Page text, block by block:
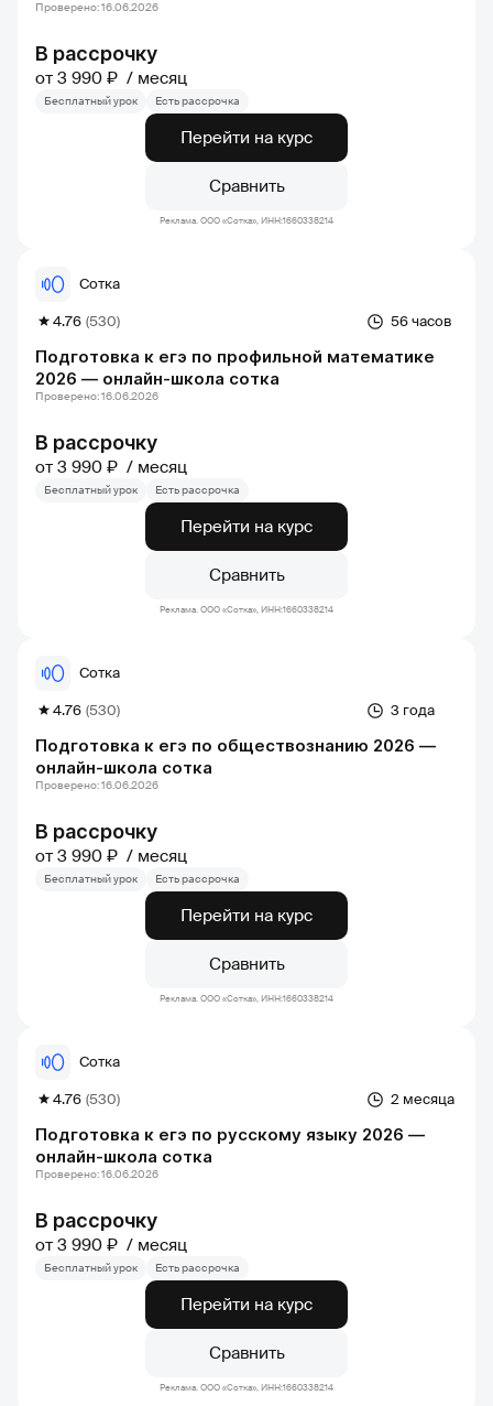
В рассрочку
от 3 990 ₽ месяц
Проверено: 16.06.2026
Бесплатный урок Есть рассрочка
Перейти на курс
Сравнить
Реклама. ООО «Сотка», ИНН:1660338214
Подготовка к егэ по профильной математике
2026 — онлайн-школа сотка
56 часов
4.76 (530)
Сотка
В рассрочку
от 3 990 ₽ месяц
Проверено: 16.06.2026
Бесплатный урок Есть рассрочка
Перейти на курс
Сравнить
Реклама. ООО «Сотка», ИНН:1660338214
Подготовка к егэ по обществознанию 2026 —
онлайн-школа сотка
3 года
4.76 (530)
Сотка
В рассрочку
от 3 990 ₽ месяц
Проверено: 16.06.2026
Бесплатный урок Есть рассрочка
Перейти на курс
Сравнить
Реклама. ООО «Сотка», ИНН:1660338214
Подготовка к егэ по русскому языку 2026 —
онлайн-школа сотка
2 месяца
4.76 (530)
Сотка
В рассрочку
от 3 990 ₽ месяц
Проверено: 16.06.2026
Бесплатный урок Есть рассрочка
Перейти на курс
Сравнить
Реклама. ООО «Сотка», ИНН:1660338214